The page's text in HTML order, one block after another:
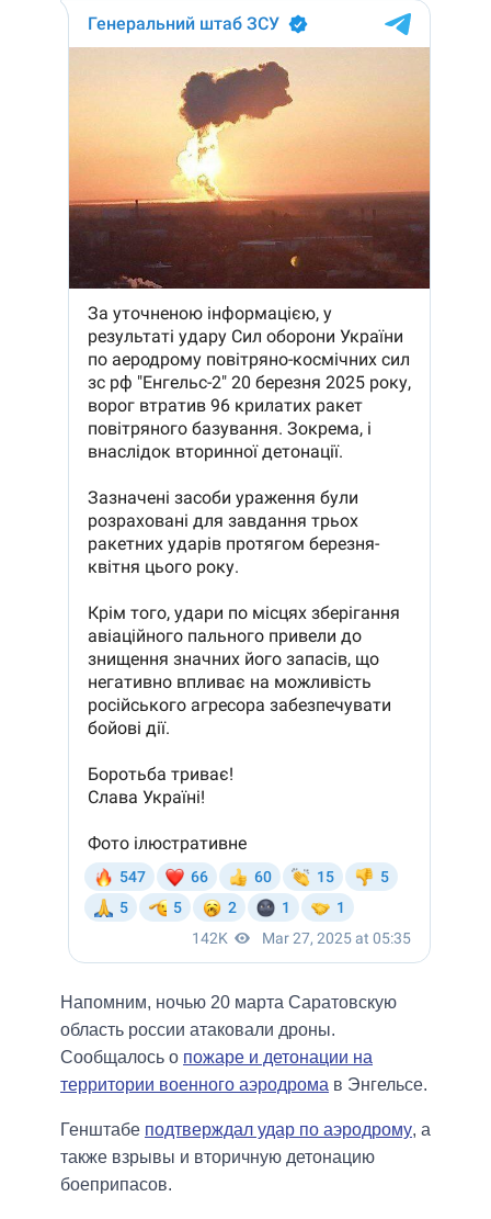
Напомним, ночью 20 марта Саратовскую
область россии атаковали дроны.
Сообщалось о пожаре и детонации на
территории военного аэродрома в Энгельсе.
Генштабе подтверждал удар по аэродрому, а
также взрывы и вторичную детонацию
боеприпасов.